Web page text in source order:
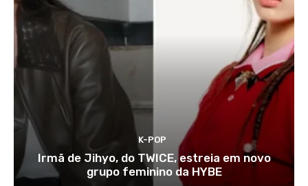
K-POP
Irmã de Jihyo, do TWICE, estreia em novo
grupo feminino da HYBE